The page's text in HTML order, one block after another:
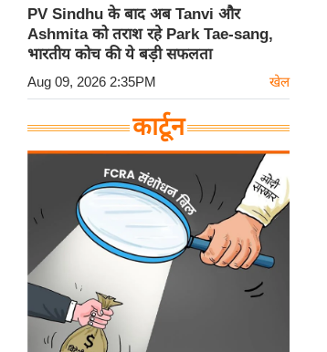
PV Sindhu के बाद अब Tanvi और
Ashmita को तराश रहे Park Tae-sang,
भारतीय कोच की ये बड़ी सफलता
Aug 09, 2026 2:35PM खेल
कार्टून